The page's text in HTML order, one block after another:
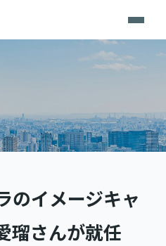
のイメージキャ
瑠さんが就任